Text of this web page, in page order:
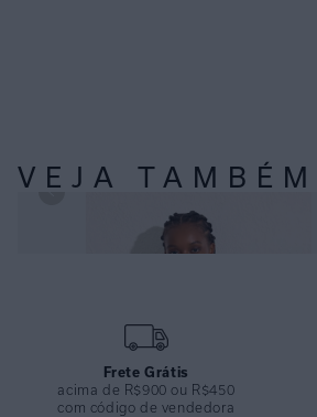
VEJA TAMBÉM
TOP CORTININHA DETALHE PRETO E CALÇA
LATERAL DETALHE PRETO
Frete Grátis
acima de R$900 ou R$450
com código de vendedora